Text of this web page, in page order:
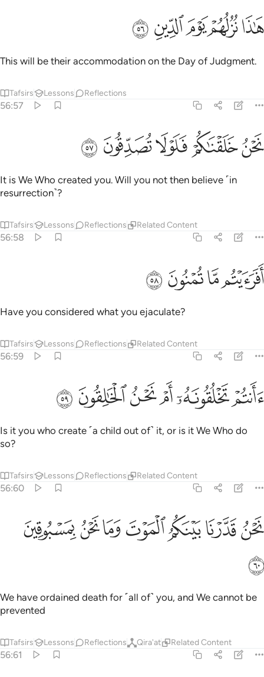
هاذا نزلهم يوم الدين ٥٦
هَـٰذَا نُزُلُهُمْ يَوْمَ ٱلدِّينِ ٥٦
ﱚﱛﱜﱝﱞ
This will be their accommodation on the Day of Judgment.
Tafsirs Lessons Reflections
56:57
نحن خلقناكم فلولا تصدقون ٥٧
نَحْنُ خَلَقْنَـٰكُمْ فَلَوْلَا تُصَدِّقُونَ ٥٧
ﱟﱠﱡﱢﱣ
It is We Who created you. Will you not then believe ˹in
resurrection˺?
Tafsirs Lessons Reflections Related Content
56:58
افرايتم ما تمنون ٥٨
أَفَرَءَيْتُم مَّا تُمْنُونَ ٥٨
ﱤﱥﱦﱧ
Have you considered what you ejaculate?
Tafsirs Lessons Reflections Related Content
56:59
اانتم تخلقونه ام نحن الخالقون ٥٩
ءَأَنتُمْ تَخْلُقُونَهُۥٓ أَمْ نَحْنُ ٱلْخَـٰلِقُونَ ٥٩
ﱨﱩﱪﱫﱬﱭ
Is it you who create ˹a child out of˺ it, or is it We Who do
so?
Tafsirs Lessons Reflections Related Content
56:60
نحن قدرنا بينكم الموت وما نحن بمسبوقين ٦٠
نَحْنُ قَدَّرْنَا بَيْنَكُمُ ٱلْمَوْتَ وَمَا نَحْنُ بِمَسْبُوقِينَ ٦٠
ﱮﱯﱰﱱﱲﱳﱴ
ﱵ
We have ordained death for ˹all of˺ you, and We cannot be
prevented
Tafsirs Lessons Reflections Qira'at Related Content
56:61